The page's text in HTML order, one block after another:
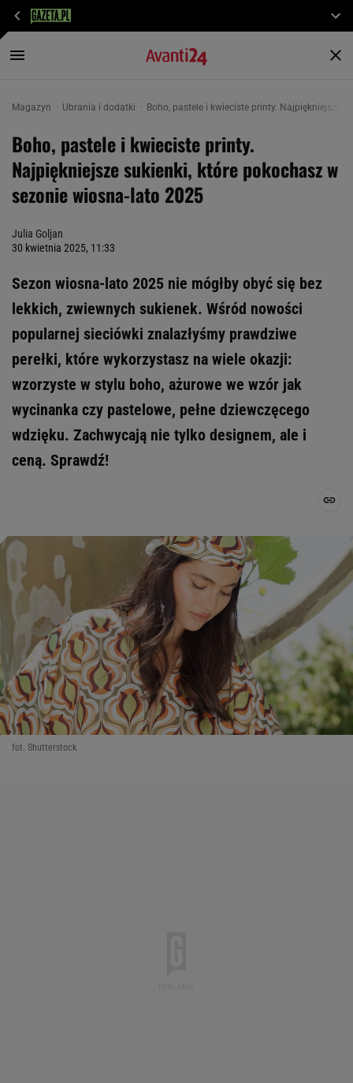
Magazyn Ubrania i dodatki Boho, pastele i kwieciste printy. Najpiękniejsze
Boho, pastele i kwieciste printy.
Najpiękniejsze sukienki, które pokochasz w
sezonie wiosna-lato 2025
Julia Goljan
30 kwietnia 2025, 11:33
Sezon wiosna-lato 2025 nie mógłby obyć się bez
lekkich, zwiewnych sukienek. Wśród nowości
popularnej sieciówki znalazłyśmy prawdziwe
perełki, które wykorzystasz na wiele okazji:
wzorzyste w stylu boho, ażurowe we wzór jak
wycinanka czy pastelowe, pełne dziewczęcego
wdzięku. Zachwycają nie tylko designem, ale i
ceną. Sprawdź!
fot. Shutterstock